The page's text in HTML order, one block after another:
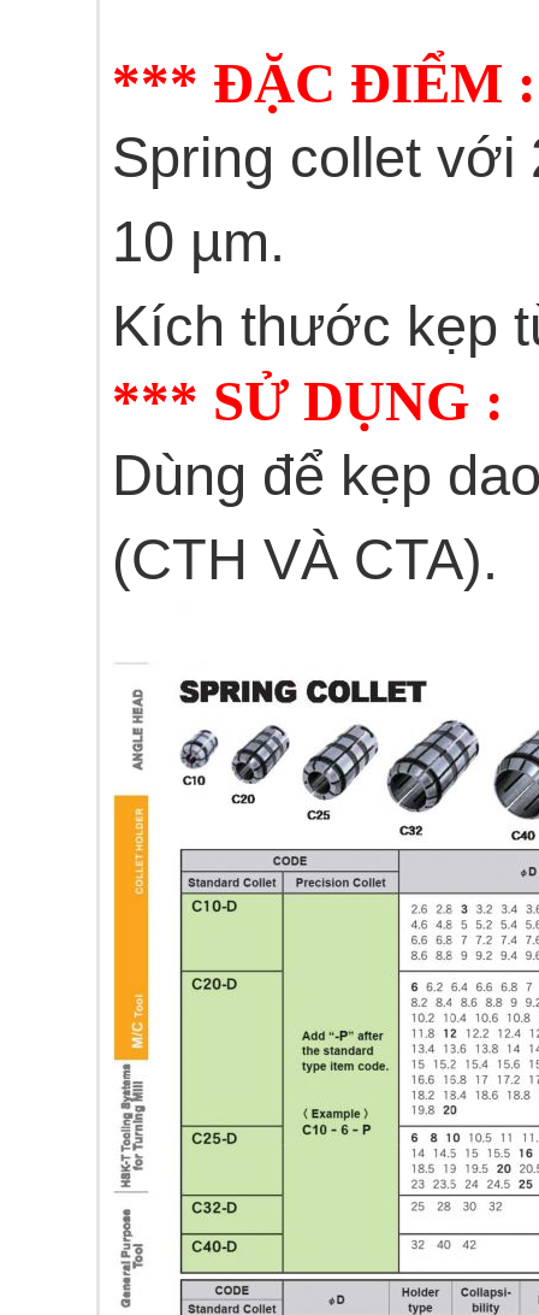
*** ĐẶC ĐIỂM :
Spring collet với
10 µm.
Kích thước kẹp
*** SỬ DỤNG :
Dùng để kẹp
(CTH VÀ CTA).